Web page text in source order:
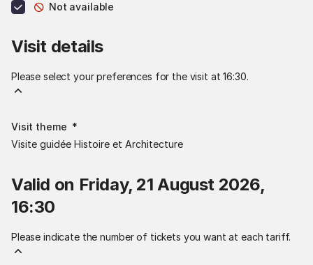
Not available
Visit details
Please select your preferences for the visit at 16:30.
Visit theme *
Visite guidée Histoire et Architecture
Valid on Friday, 21 August 2026,
16:30
Please indicate the number of tickets you want at each tariff.